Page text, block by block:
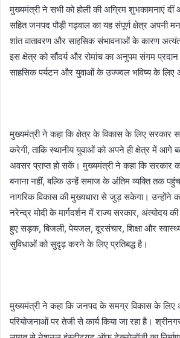
मुख्यमंत्री ने सभी को होली की अग्रिम शुभकामनाएं दीं
सहित जनपद पौड़ी गढ़वाल का यह संपूर्ण क्षेत्र अपनी
शांत वातावरण और साहसिक संभावनाओं के कारण
इस क्षेत्र को सौंदर्य और रोमांच का अनुपम संगम
साहसिक पर्यटन और युवाओं के उज्ज्वल भविष्य के लिए
मुख्यमंत्री ने कहा कि क्षेत्र के विकास के लिए सरकार
करेगी, ताकि स्थानीय युवाओं को अपने ही क्षेत्र में आगे
अवसर प्राप्त हो सकें। मुख्यमंत्री ने कहा कि सरकार
बनाना नहीं, बल्कि उन्हें समाज के अंतिम व्यक्ति तक
नागरिक विकास की मुख्यधारा से जुड़ सकेगा। उन्होंने
नरेन्द्र मोदी के मार्गदर्शन में राज्य सरकार, अंत्योदय
हुए सड़क, बिजली, पेयजल, दूरसंचार, शिक्षा और
सुविधाओं को सुदृढ़ करने के लिए प्रतिबद्ध है।
मुख्यमंत्री ने कहा कि जनपद के समग्र विकास के लिए
परियोजनाओं पर तेजी से कार्य किया जा रहा है।